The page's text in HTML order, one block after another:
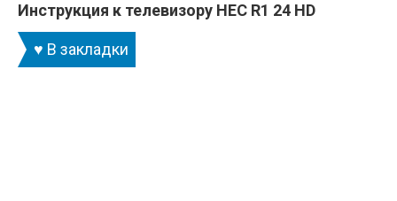
Инструкция к телевизору HEC R1 24 HD
♥ В закладки